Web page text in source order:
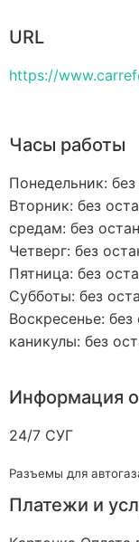
URL
https://
Часы работы
Понедельник:
Вторник: без
средам: без
Четверг: без
Пятница: без
Субботы: без
Воскресенье: без
каникулы: без
Информация
24/7 СУГ
Разъемы для
Платежи и